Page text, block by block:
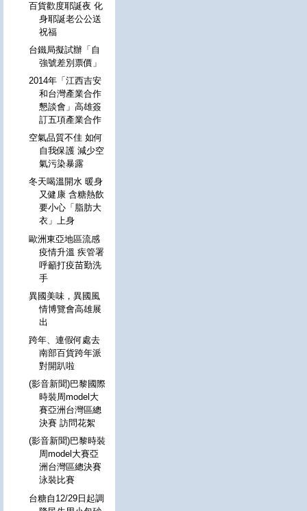
百貨歡度耶誕夜 化
身耶誕老公公送
祝福
台鐵局擬試辦「自
強號差別票價」
2014年「江西吉安
和台灣產業合作
懇談會」高雄簽
訂五項產業合作
空氣品質不佳 如何
自我保護 減少空
氣污染暴露
冬天喝溫開水 暖身
又健康 含糖熱飲
要小心「脂肪大
衣」上身
歐洲東亞地區流感
疫情升溫 疾管署
呼籲打疫苗勤洗
手
異國美味，異國風
情博覽會高雄展
出
跨年、連假何處去
南部百貨跨年派
對開趴啦
(影音新聞)巴黎國際
時裝周model大
賽亞洲台灣區總
決賽 訪問花絮
(影音新聞)巴黎時裝
周model大賽亞
洲台灣區總決賽
泳裝比賽
台糖自12/29日起調